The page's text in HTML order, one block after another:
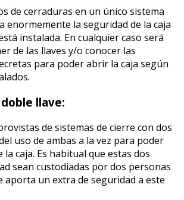
de cerraduras en un único sistema
enormemente la seguridad de la caja
instalada. En cualquier caso será
de las llaves y/o conocer las
para poder abrir la caja según
llave:
de sistemas de cierre con dos
uso de ambas a la vez para poder
caja. Es habitual que estas dos
sean custodiadas por dos personas
aporta un extra de seguridad a este